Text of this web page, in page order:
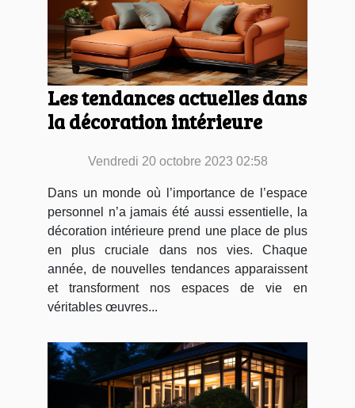
Les tendances actuelles dans
la décoration intérieure
Vendredi 20 octobre 2023 02:58
Dans un monde où l’importance de l’espace
personnel n’a jamais été aussi essentielle, la
décoration intérieure prend une place de plus
en plus cruciale dans nos vies. Chaque
année, de nouvelles tendances apparaissent
et transforment nos espaces de vie en
véritables œuvres...